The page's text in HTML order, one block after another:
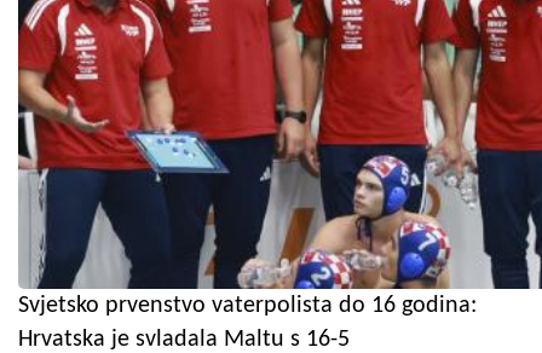
Svjetsko prvenstvo vaterpolista do 16 godina:
Hrvatska je svladala Maltu s 16-5